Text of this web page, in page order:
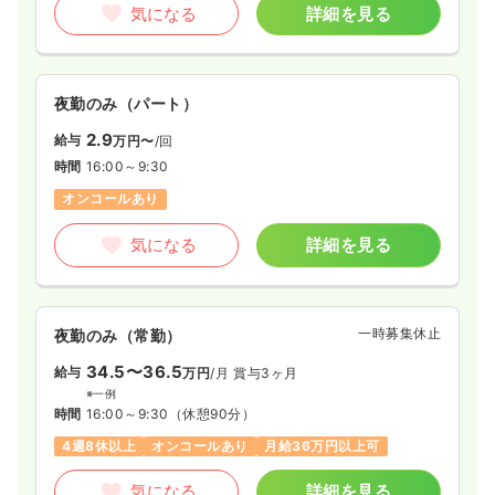
気になる 詳細を見る
夜勤のみ（パート）
給与 2.9万円〜/回
時間 16:00～9:30
オンコールあり
気になる 詳細を見る
夜勤のみ（常勤） 一時募集休止
給与 34.5〜36.5万円/月 賞与3ヶ月
※一例
時間 16:00～9:30 （休憩90分）
4週8休以上
オンコールあり 月給36万円以上可